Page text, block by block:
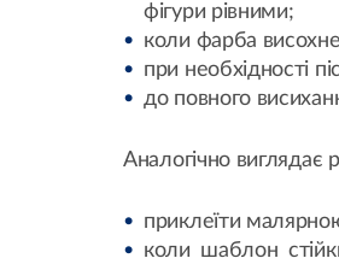
фігури рівними;
коли фарба
при необхідності
до повного
Аналогічно
приклеїти
коли шаблон